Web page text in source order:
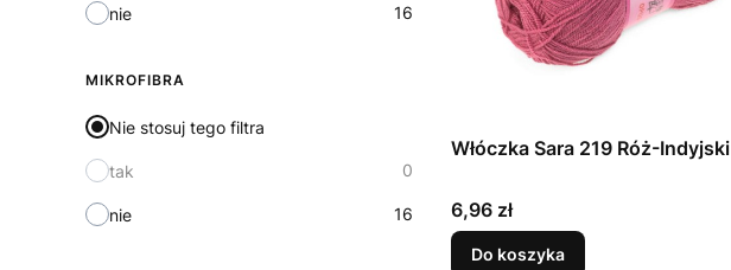
nie 16
MIKROFIBRA
Nie stosuj tego filtra
tak 0
nie 16
Włóczka Sara 219 Róż-Indyjski
Cena
6,96 zł
Do koszyka